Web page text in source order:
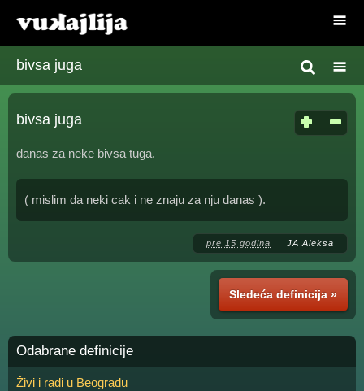
bivsa juga
bivsa juga
danas za neke bivsa tuga.
( mislim da neki cak i ne znaju za nju danas ).
pre 15 godina JA Aleksa
Sledeća definicija »
Odabrane definicije
Živi i radi u Beogradu